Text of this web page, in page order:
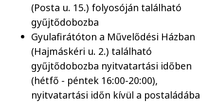
(Posta u. 15.) folyosóján található
gyűjtődobozba
Gyulafirátóton a Művelődési Házban
(Hajmáskéri u. 2.) található
gyűjtődobozba nyitvatartási időben
(hétfő - péntek 16:00-20:00),
nyitvatartási időn kívül a postaládába